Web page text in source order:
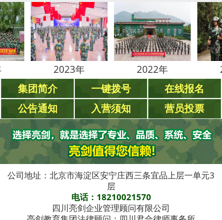
2023年 2022年 2021年
集团简介 一键拨号
在线报名
公告通知
入营须知 营员投票
公司地址：北京市海淀区安宁庄西三条宜品上层一单元3
层
电话：18210021570
四川亮剑企业管理顾问有限公司